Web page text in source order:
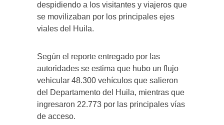
despidiendo a los visitantes y viajeros que
se movilizaban por los principales ejes
viales del Huila.
Según el reporte entregado por las
autoridades se estima que hubo un flujo
vehicular 48.300 vehículos que salieron
del Departamento del Huila, mientras que
ingresaron 22.773 por las principales vías
de acceso.